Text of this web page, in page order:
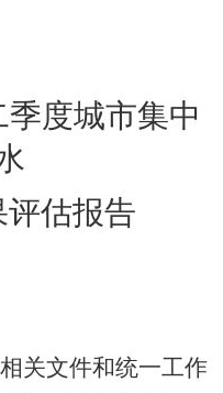
季度城市集中
估报告
关文件和统一工作